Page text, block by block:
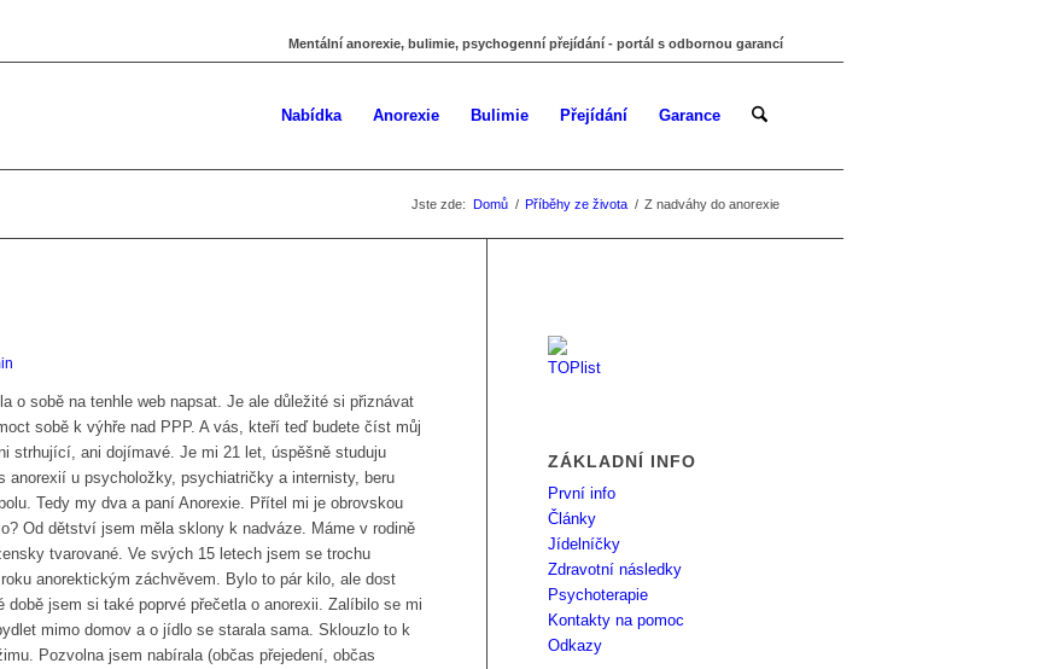
Mentální anorexie, bulimie, psychogenní přejídání - portál s odbornou garancí
Nabídka Anorexie Bulimie Přejídání Garance
Jste zde: Domů / Příběhy ze života / Z nadváhy do anorexie
o sobě na tenhle web napsat. Je ale důležité si přiznávat
sobě k výhře nad PPP. A vás, kteří teď budete číst můj
strhující, ani dojímavé. Je mi 21 let, úspěšně studuju
u psycholožky, psychiatričky a internisty, beru
Tedy my dva a paní Anorexie. Přítel mi je obrovskou
Od dětství jsem měla sklony k nadváze. Máme v rodině
tvarované. Ve svých 15 letech jsem se trochu
anorektickým záchvěvem. Bylo to pár kilo, ale dost
jsem si také poprvé přečetla o anorexii. Zalíbilo se mi
mimo domov a o jídlo se starala sama. Sklouzlo to k
Pozvolna jsem nabírala (občas přejedení, občas
ZÁKLADNÍ INFO
První info
Články
Jídelníčky
Zdravotní následky
Psychoterapie
Kontakty na pomoc
Odkazy